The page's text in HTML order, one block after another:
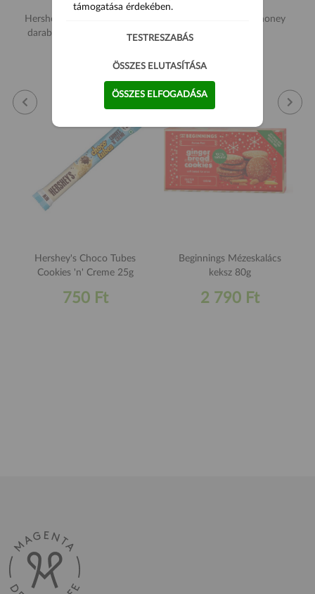
Hershey's Bark tejcsokoládé
darabok mandulával és sós
3 990 Ft
Hershey's Choco Tubes
Cookies 'n' Creme 25g
750 Ft
Tony's milk almond honey
3 890 Ft
Beginnings Mézeskalács
keksz 80g
2 790 Ft
támogatása érdekében.
TESTRESZABÁS
ÖSSZES ELUTASÍTÁSA
ÖSSZES ELFOGADÁSA